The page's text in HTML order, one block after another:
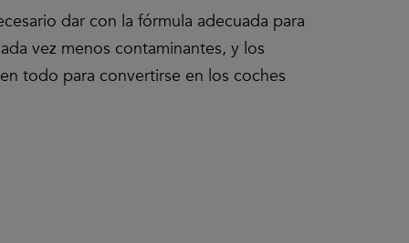
dar con la fórmula adecuada para
vez menos contaminantes, y los
todo para convertirse en los coches